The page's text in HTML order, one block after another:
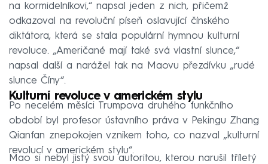
na kormidelníkovi,“ napsal jeden z nich, přičemž
odkazoval na revoluční píseň oslavující čínského
diktátora, která se stala populární hymnou kulturní
revoluce. „Američané mají také svá vlastní slunce,“
napsal další a narážel tak na Maovu přezdívku „rudé
slunce Číny“.
Kulturní revoluce v americkém stylu
Po necelém měsíci Trumpova druhého funkčního
období byl profesor ústavního práva v Pekingu Zhang
Qianfan znepokojen vznikem toho, co nazval „kulturní
revolucí v americkém stylu“.
Mao si nebyl jistý svou autoritou, kterou narušil tříletý